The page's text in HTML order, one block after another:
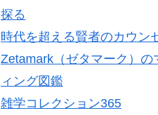
探る
時代を超える賢者のカウン
Zetamark（ゼタマーク）の
ィング図鑑
雑学コレクション365